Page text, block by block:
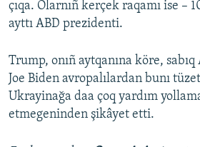
çıqa. Olarnıñ kerçek raqamı ise –
ayttı ABD prezidenti.
Trump, onıñ aytqanına köre,
Joe Biden avropalılardan bunı
Ukrayinağa daa çoq yardım
etmegeninden şikâyet etti.